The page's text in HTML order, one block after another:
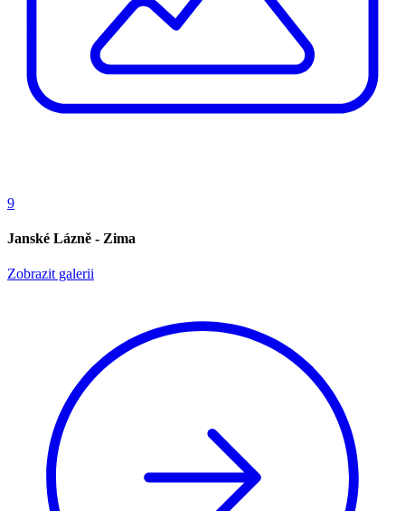
9
Janské Lázně - Zima
Zobrazit galerii